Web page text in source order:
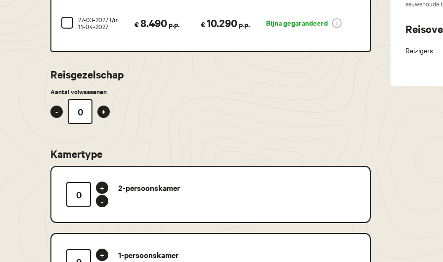
27-03-2027 t/m
11-04-2027 €8.490p.p. €10.290p.p. Bijna gegarandeerd
Reisgezelschap
Aantal volwassenen
- +
Kamertype
+
-
2-persoonskamer
+
1-persoonskamer
eeuwenoude
Reizigers